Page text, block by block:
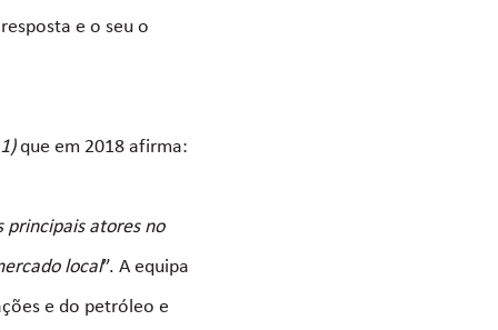
e o seu o
que em 2018 afirma:
principais atores no
local”. A equipa
e do petróleo e